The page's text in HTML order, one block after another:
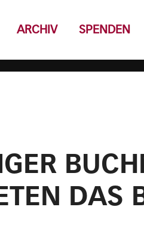
ARCHIV SPENDEN
DAS